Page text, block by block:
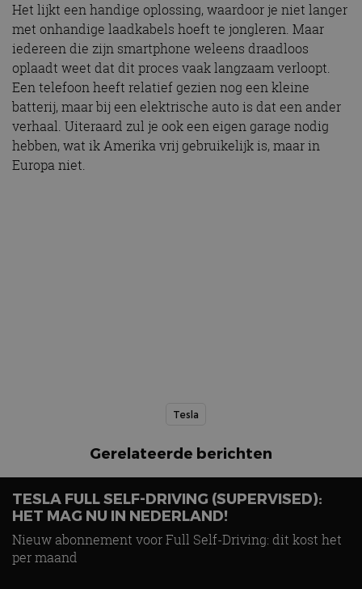
Het lijkt een handige oplossing, waardoor je niet langer
met onhandige laadkabels hoeft te jongleren. Maar
iedereen die zijn smartphone weleens draadloos
oplaadt weet dat dit proces vaak langzaam verloopt.
Een telefoon heeft relatief gezien nog een kleine
batterij, maar bij een elektrische auto is dat een ander
verhaal. Uiteraard zul je ook een eigen garage nodig
hebben, wat ik Amerika vrij gebruikelijk is, maar in
Europa niet.
Tesla
Gerelateerde berichten
TESLA FULL SELF-DRIVING (SUPERVISED):
HET MAG NU IN NEDERLAND!
Nieuw abonnement voor Full Self-Driving: dit kost het
per maand